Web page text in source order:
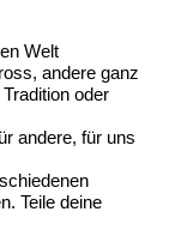
Welt
andere ganz
oder
andere, für uns
Teile deine